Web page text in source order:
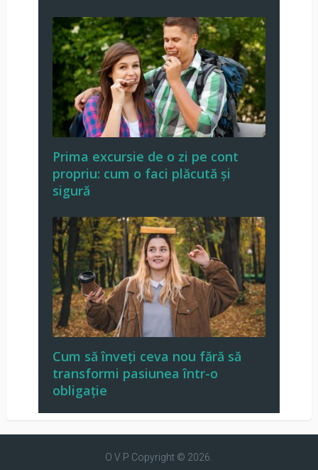
Prima excursie de o zi pe cont
propriu: cum o faci plăcută și
sigură
Cum să înveți ceva nou fără să
transformi pasiunea într-o
obligație
O V P Copyright © 2026.